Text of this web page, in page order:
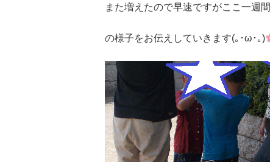
また増えたので早速ですがここ一週間
の様子をお伝えしていきます(｡･ω･｡)